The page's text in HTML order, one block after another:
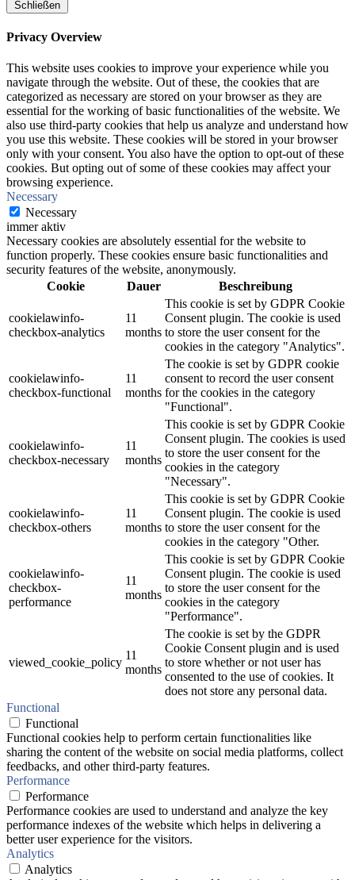
Schließen
Privacy Overview
This website uses cookies to improve your experience while you
navigate through the website. Out of these, the cookies that are
categorized as necessary are stored on your browser as they are
essential for the working of basic functionalities of the website. We
also use third-party cookies that help us analyze and understand how
you use this website. These cookies will be stored in your browser
only with your consent. You also have the option to opt-out of these
cookies. But opting out of some of these cookies may affect your
browsing experience.
Necessary
Necessary
immer aktiv
Necessary cookies are absolutely essential for the website to
function properly. These cookies ensure basic functionalities and
security features of the website, anonymously.
Cookie
Dauer Beschreibung
cookielawinfo-
checkbox-analytics
11
months
This cookie is set by GDPR Cookie
Consent plugin. The cookie is used
to store the user consent for the
cookies in the category "Analytics".
cookielawinfo-
checkbox-functional
11
months
The cookie is set by GDPR cookie
consent to record the user consent
for the cookies in the category
"Functional".
cookielawinfo-
checkbox-necessary
11
months
This cookie is set by GDPR Cookie
Consent plugin. The cookies is used
to store the user consent for the
cookies in the category
"Necessary".
cookielawinfo-
checkbox-others
11
months
This cookie is set by GDPR Cookie
Consent plugin. The cookie is used
to store the user consent for the
cookies in the category "Other.
cookielawinfo-
checkbox-
performance
11
months
This cookie is set by GDPR Cookie
Consent plugin. The cookie is used
to store the user consent for the
cookies in the category
"Performance".
viewed_cookie_policy
11
months
The cookie is set by the GDPR
Cookie Consent plugin and is used
to store whether or not user has
consented to the use of cookies. It
does not store any personal data.
Functional
Functional
Functional cookies help to perform certain functionalities like
sharing the content of the website on social media platforms, collect
feedbacks, and other third-party features.
Performance
Performance
Performance cookies are used to understand and analyze the key
performance indexes of the website which helps in delivering a
better user experience for the visitors.
Analytics
Analytics